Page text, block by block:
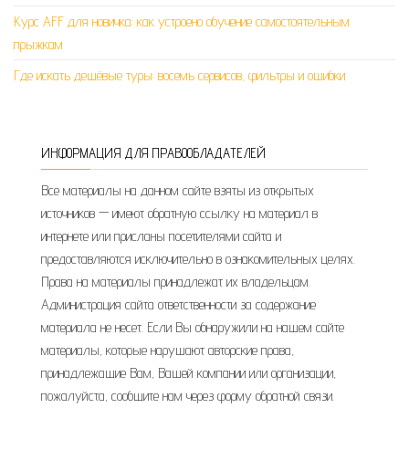
Курс AFF для новичка: как устроено обучение самостоятельным
прыжкам
Где искать дешёвые туры: восемь сервисов, фильтры и ошибки
ИНФОРМАЦИЯ ДЛЯ ПРАВООБЛАДАТЕЛЕЙ
Все материалы на данном сайте взяты из открытых
источников — имеют обратную ссылку на материал в
интернете или присланы посетителями сайта и
предоставляются исключительно в ознакомительных целях.
Права на материалы принадлежат их владельцам.
Администрация сайта ответственности за содержание
материала не несет. Если Вы обнаружили на нашем сайте
материалы, которые нарушают авторские права,
принадлежащие Вам, Вашей компании или организации,
пожалуйста, сообщите нам через форму обратной связи.